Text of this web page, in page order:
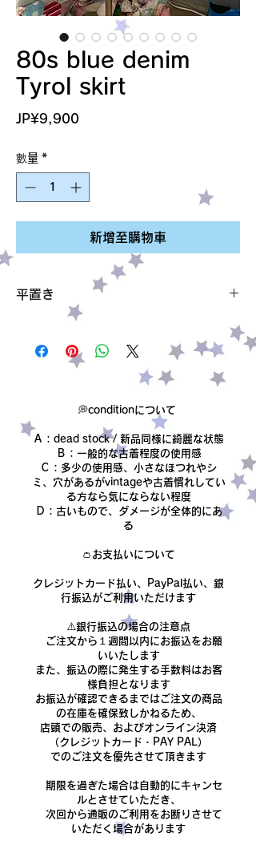
80s blue denim
Tyrol skirt
JP¥9,900
數量 *
新增至購物車
平置き
ウエスト 35cm
サイズ 表記なし Mくらい
素材 表記なし cottonのような素材で
condition【B】
オズの魔法使いのようなメルヘンなスカート
💭conditionについて
Ａ：dead stock / 新品同様に綺麗な状態
Ｂ：一般的な古着程度の使用感
Ｃ：多少の使用感、小さなほつれやシ
ミ、穴があるがvintageや古着慣れしてい
る方なら気にならない程度
Ｄ：古いもので、ダメージが全体的にあ
る​
👛お支払いについて
クレジットカード払い、PayPal払い、銀
行振込がご利用いただけます
​⚠️銀行振込の場合の注意点
ご注文から１週間以内にお振込をお願
いいたします
また、振込の際に発生する手数料はお客
様負担となります
​お振込が確認できるまではご注文の商品
の在庫を確保致しかねるため、
店頭での販売、およびオンライン決済
（クレジットカード・PAY PAL）
でのご注文を優先させて頂きます
期限を過ぎた場合は自動的にキャンセ
ルとさせていただき、
次回から通販のご利用をお断りさせて
いただく場合があります